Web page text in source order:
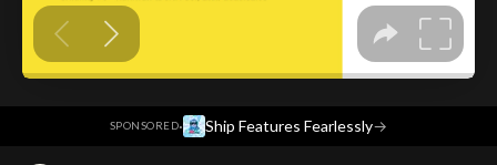
SPONSORED· Ship Features Fearlessly→